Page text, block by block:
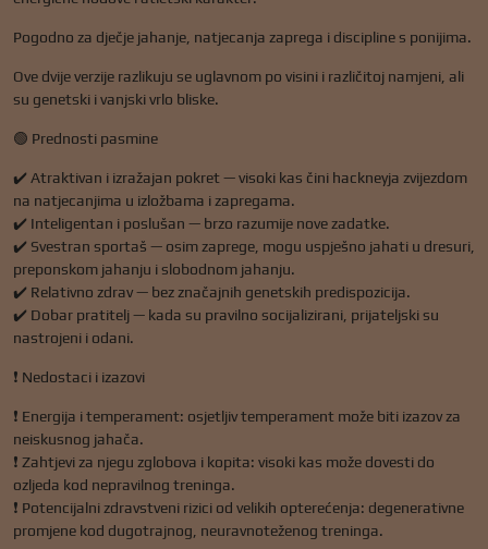
Pogodno za dječje jahanje, natjecanja zaprega i discipline s ponijima.
Ove dvije verzije razlikuju se uglavnom po visini i različitoj namjeni, ali
su genetski i vanjski vrlo bliske.
🟢 Prednosti pasmine
✔️ Atraktivan i izražajan pokret — visoki kas čini hackneyja zvijezdom
na natjecanjima u izložbama i zapregama.
✔️ Inteligentan i poslušan — brzo razumije nove zadatke.
✔️ Svestran sportaš — osim zaprege, mogu uspješno jahati u dresuri,
preponskom jahanju i slobodnom jahanju.
✔️ Relativno zdrav — bez značajnih genetskih predispozicija.
✔️ Dobar pratitelj — kada su pravilno socijalizirani, prijateljski su
nastrojeni i odani.
❗ Nedostaci i izazovi
❗ Energija i temperament: osjetljiv temperament može biti izazov za
neiskusnog jahača.
❗ Zahtjevi za njegu zglobova i kopita: visoki kas može dovesti do
ozljeda kod nepravilnog treninga.
❗ Potencijalni zdravstveni rizici od velikih opterećenja: degenerativne
promjene kod dugotrajnog, neuravnoteženog treninga.